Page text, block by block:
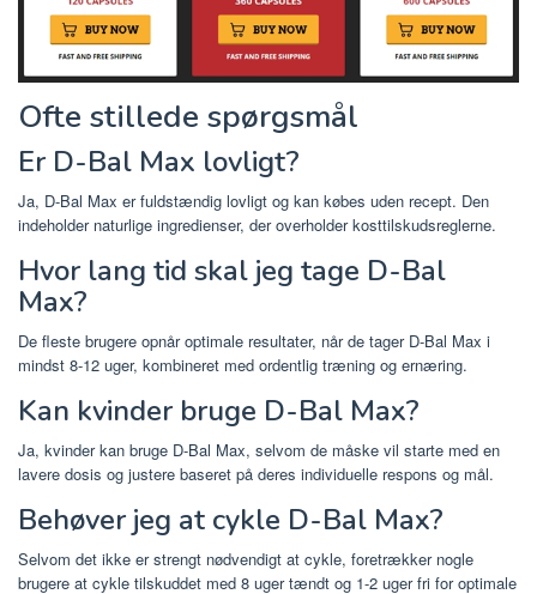
Ofte stillede spørgsmål
Er D-Bal Max lovligt?
Ja, D-Bal Max er fuldstændig lovligt og kan købes uden recept. Den
indeholder naturlige ingredienser, der overholder kosttilskudsreglerne.
Hvor lang tid skal jeg tage D-Bal
Max?
De fleste brugere opnår optimale resultater, når de tager D-Bal Max i
mindst 8-12 uger, kombineret med ordentlig træning og ernæring.
Kan kvinder bruge D-Bal Max?
Ja, kvinder kan bruge D-Bal Max, selvom de måske vil starte med en
lavere dosis og justere baseret på deres individuelle respons og mål.
Behøver jeg at cykle D-Bal Max?
Selvom det ikke er strengt nødvendigt at cykle, foretrækker nogle
brugere at cykle tilskuddet med 8 uger tændt og 1-2 uger fri for optimale